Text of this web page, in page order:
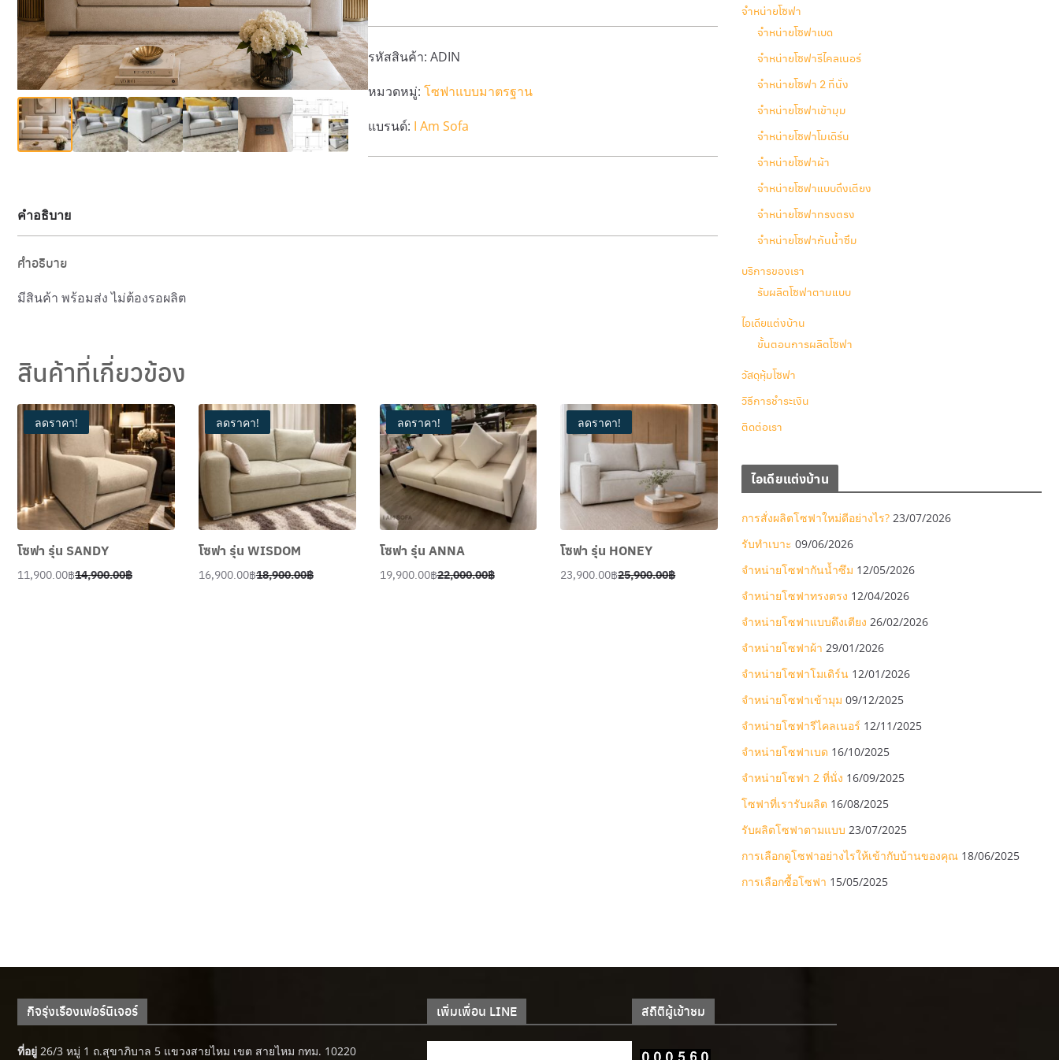
a
l
p
r
i
t
p
r
i
c
รหัสสินค้า: ADIN
หมวดหมู่: โซฟาแบบมาตรฐาน
แบรนด์: I Am Sofa
คำอธิบาย
คำอธิบาย
มีสินค้า พร้อมส่ง ไม่ต้องรอผลิต
สินค้าที่เกี่ยวข้อง
ลดราคา!
โซฟา รุ่น SANDY
14,900.00฿
Original
11,900.00฿
Current
ลดราคา!
โซฟา รุ่น WISDOM
18,900.00฿
Original
16,900.00฿
Current
ลดราคา!
โซฟา รุ่น ANNA
22,000.00฿
Original
19,900.00฿
Current
ลดราคา!
โซฟา รุ่น HONEY
25,900.00฿
Original
23,900.00฿
Current
จำหน่ายโซฟา
จำหน่ายโซฟาเบด
จำหน่ายโซฟารีไคลเนอร์
จำหน่ายโซฟา 2 ที่นั่ง
จำหน่ายโซฟาเข้ามุม
จำหน่ายโซฟาโมเดิร์น
จำหน่ายโซฟาผ้า
จำหน่ายโซฟาแบบดึงเตียง
จำหน่ายโซฟาทรงตรง
จำหน่ายโซฟากันน้ำซึม
บริการของเรา
รับผลิตโซฟาตามแบบ
ไอเดียแต่งบ้าน
ขั้นตอนการผลิตโซฟา
วัสดุหุ้มโซฟา
วิธีการชำระเงิน
ติดต่อเรา
ไอเดียแต่งบ้าน
การสั่งผลิตโซฟาใหม่ดีอย่างไร? 23/07/2026
รับทำเบาะ 09/06/2026
จำหน่ายโซฟากันน้ำซึม 12/05/2026
จำหน่ายโซฟาทรงตรง 12/04/2026
จำหน่ายโซฟาแบบดึงเตียง 26/02/2026
จำหน่ายโซฟาผ้า 29/01/2026
จำหน่ายโซฟาโมเดิร์น 12/01/2026
จำหน่ายโซฟาเข้ามุม 09/12/2025
จำหน่ายโซฟารีไคลเนอร์ 12/11/2025
จำหน่ายโซฟาเบด 16/10/2025
จำหน่ายโซฟา 2 ที่นั่ง 16/09/2025
โซฟาที่เรารับผลิต 16/08/2025
รับผลิตโซฟาตามแบบ 23/07/2025
การเลือกดูโซฟาอย่างไรให้เข้ากับบ้านของคุณ 18/06/2025
การเลือกซื้อโซฟา 15/05/2025
กิจรุ่งเรืองเฟอร์นิเจอร์
ที่อยู่ 26/3 หมู่ 1 ถ.สุขาภิบาล 5 แขวงสายไหม เขต สายไหม กทม. 10220
เพิ่มเพื่อน LINE สถิติผู้เข้าชม